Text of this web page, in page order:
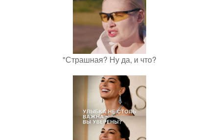
"Страшная? Ну да, и что?